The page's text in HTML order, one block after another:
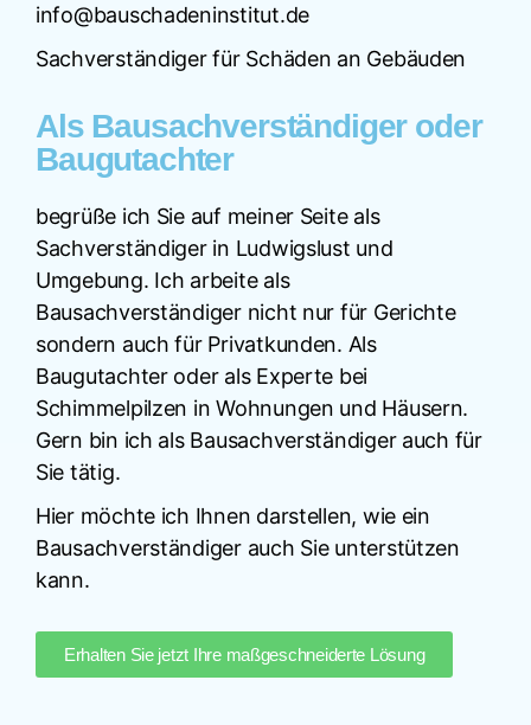
info@bauschadeninstitut.de
Sachverständiger für Schäden an Gebäuden
Als Bausachverständiger oder
Baugutachter
begrüße ich Sie auf meiner Seite als
Sachverständiger in Ludwigslust und
Umgebung. Ich arbeite als
Bausachverständiger nicht nur für Gerichte
sondern auch für Privatkunden. Als
Baugutachter oder als Experte bei
Schimmelpilzen in Wohnungen und Häusern.
Gern bin ich als Bausachverständiger auch für
Sie tätig.
Hier möchte ich Ihnen darstellen, wie ein
Bausachverständiger auch Sie unterstützen
kann.
Erhalten Sie jetzt Ihre maßgeschneiderte Lösung